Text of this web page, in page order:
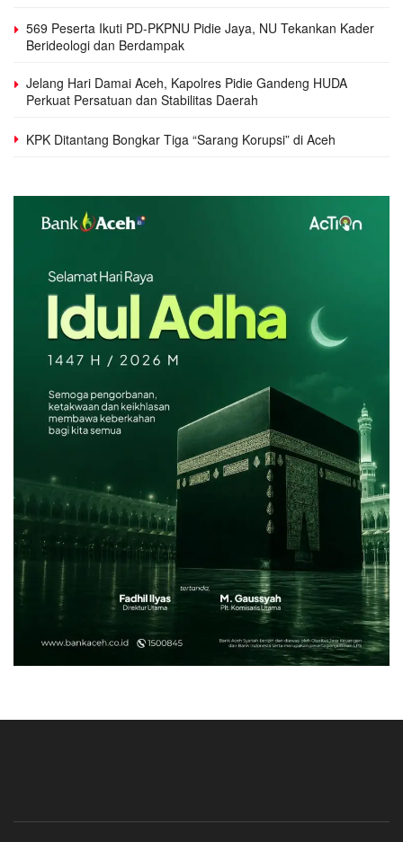
569 Peserta Ikuti PD-PKPNU Pidie Jaya, NU Tekankan Kader
Berideologi dan Berdampak
Jelang Hari Damai Aceh, Kapolres Pidie Gandeng HUDA
Perkuat Persatuan dan Stabilitas Daerah
KPK Ditantang Bongkar Tiga “Sarang Korupsi” di Aceh